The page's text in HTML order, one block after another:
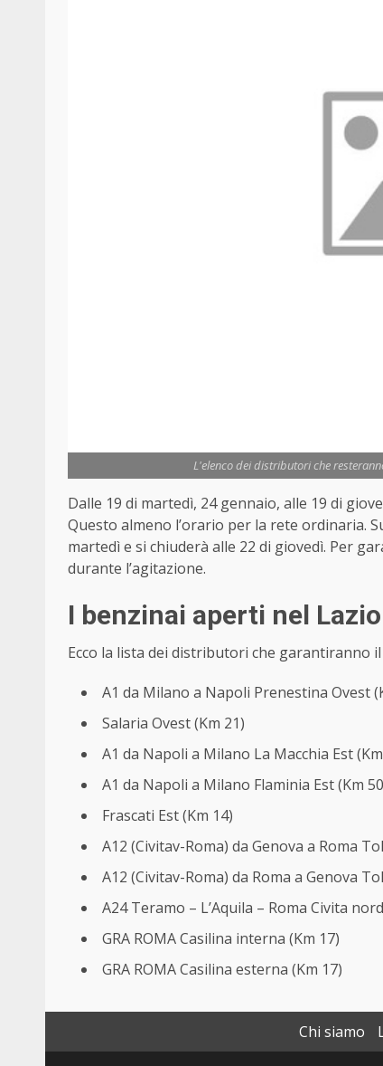
L'elenco dei distributori che
Dalle 19 di martedì, 24 gennaio, alle 19 di
Questo almeno l’orario per la rete ordinaria.
martedì e si chiuderà alle 22 di giovedì. Per
durante l’agitazione.
I benzinai aperti nel Lazio
Ecco la lista dei distributori che garantiranno
A1 da Milano a Napoli Prenestina Ovest
Salaria Ovest (Km 21)
A1 da Napoli a Milano La Macchia Est
A1 da Napoli a Milano Flaminia Est (Km
Frascati Est (Km 14)
A12 (Civitav-Roma) da Genova a Roma
A12 (Civitav-Roma) da Roma a Genova
A24 Teramo – L’Aquila – Roma Civita
GRA ROMA Casilina interna (Km 17)
GRA ROMA Casilina esterna (Km 17)
Chi siamo